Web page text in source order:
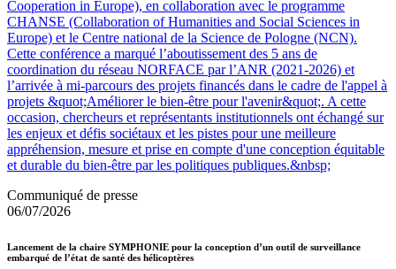
Cooperation in Europe), en collaboration avec le programme
CHANSE (Collaboration of Humanities and Social Sciences in
Europe) et le Centre national de la Science de Pologne (NCN).
Cette conférence a marqué l’aboutissement des 5 ans de
coordination du réseau NORFACE par l’ANR (2021-2026) et
l’arrivée à mi-parcours des projets financés dans le cadre de l'appel à
projets &quot;Améliorer le bien-être pour l'avenir&quot;. A cette
occasion, chercheurs et représentants institutionnels ont échangé sur
les enjeux et défis sociétaux et les pistes pour une meilleure
appréhension, mesure et prise en compte d'une conception équitable
et durable du bien-être par les politiques publiques.&nbsp;
Communiqué de presse
06/07/2026
Lancement de la chaire SYMPHONIE pour la conception d’un outil de surveillance
embarqué de l’état de santé des hélicoptères